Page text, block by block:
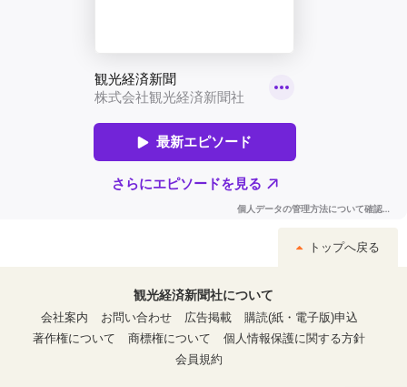
トップへ戻る
観光経済新聞社について
会社案内
お問い合わせ 広告掲載
購読(紙・電子版)申込
著作権について
商標権について
個人情報保護に関する方針
会員規約